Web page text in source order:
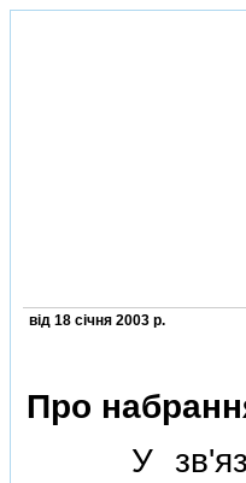
вiд 18 сiчня 2003 р.
Про
У зв'язку